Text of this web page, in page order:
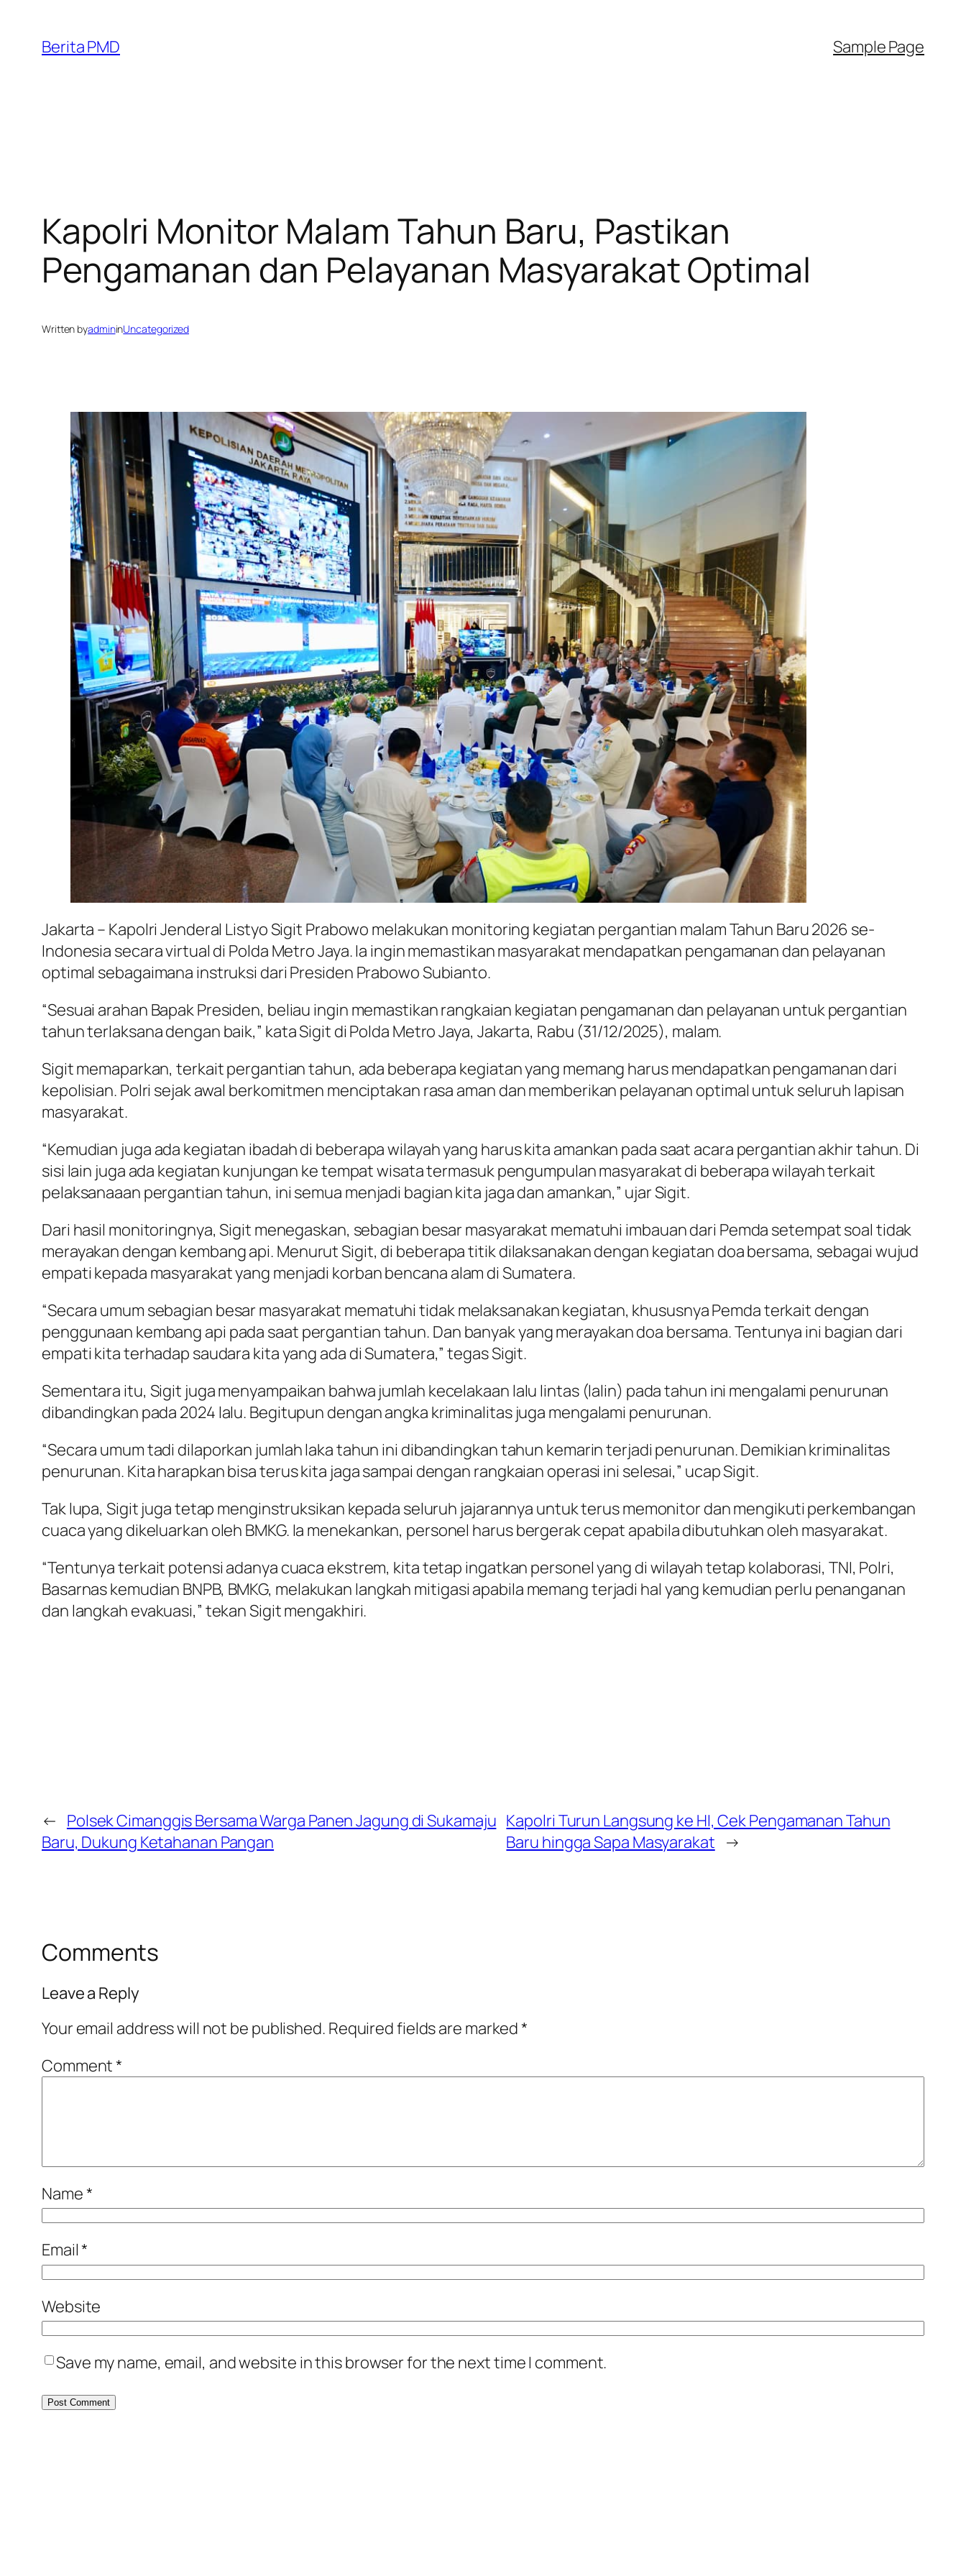
content
Berita PMD Sample Page
Kapolri Monitor Malam Tahun Baru, Pastikan
Pengamanan dan Pelayanan Masyarakat Optimal
Written byadmininUncategorized
Jakarta – Kapolri Jenderal Listyo Sigit Prabowo melakukan monitoring kegiatan pergantian malam Tahun Baru 2026 se-
Indonesia secara virtual di Polda Metro Jaya. Ia ingin memastikan masyarakat mendapatkan pengamanan dan pelayanan
optimal sebagaimana instruksi dari Presiden Prabowo Subianto.
“Sesuai arahan Bapak Presiden, beliau ingin memastikan rangkaian kegiatan pengamanan dan pelayanan untuk pergantian
tahun terlaksana dengan baik,” kata Sigit di Polda Metro Jaya, Jakarta, Rabu (31/12/2025), malam.
Sigit memaparkan, terkait pergantian tahun, ada beberapa kegiatan yang memang harus mendapatkan pengamanan dari
kepolisian. Polri sejak awal berkomitmen menciptakan rasa aman dan memberikan pelayanan optimal untuk seluruh lapisan
masyarakat.
“Kemudian juga ada kegiatan ibadah di beberapa wilayah yang harus kita amankan pada saat acara pergantian akhir tahun. Di
sisi lain juga ada kegiatan kunjungan ke tempat wisata termasuk pengumpulan masyarakat di beberapa wilayah terkait
pelaksanaaan pergantian tahun, ini semua menjadi bagian kita jaga dan amankan,” ujar Sigit.
Dari hasil monitoringnya, Sigit menegaskan, sebagian besar masyarakat mematuhi imbauan dari Pemda setempat soal tidak
merayakan dengan kembang api. Menurut Sigit, di beberapa titik dilaksanakan dengan kegiatan doa bersama, sebagai wujud
empati kepada masyarakat yang menjadi korban bencana alam di Sumatera.
“Secara umum sebagian besar masyarakat mematuhi tidak melaksanakan kegiatan, khususnya Pemda terkait dengan
penggunaan kembang api pada saat pergantian tahun. Dan banyak yang merayakan doa bersama. Tentunya ini bagian dari
empati kita terhadap saudara kita yang ada di Sumatera,” tegas Sigit.
Sementara itu, Sigit juga menyampaikan bahwa jumlah kecelakaan lalu lintas (lalin) pada tahun ini mengalami penurunan
dibandingkan pada 2024 lalu. Begitupun dengan angka kriminalitas juga mengalami penurunan.
“Secara umum tadi dilaporkan jumlah laka tahun ini dibandingkan tahun kemarin terjadi penurunan. Demikian kriminalitas
penurunan. Kita harapkan bisa terus kita jaga sampai dengan rangkaian operasi ini selesai,” ucap Sigit.
Tak lupa, Sigit juga tetap menginstruksikan kepada seluruh jajarannya untuk terus memonitor dan mengikuti perkembangan
cuaca yang dikeluarkan oleh BMKG. Ia menekankan, personel harus bergerak cepat apabila dibutuhkan oleh masyarakat.
“Tentunya terkait potensi adanya cuaca ekstrem, kita tetap ingatkan personel yang di wilayah tetap kolaborasi, TNI, Polri,
Basarnas kemudian BNPB, BMKG, melakukan langkah mitigasi apabila memang terjadi hal yang kemudian perlu penanganan
dan langkah evakuasi,” tekan Sigit mengakhiri.
← Polsek Cimanggis Bersama Warga Panen Jagung di Sukamaju
Baru, Dukung Ketahanan Pangan
Kapolri Turun Langsung ke HI, Cek Pengamanan Tahun
Baru hingga Sapa Masyarakat →
Comments
Leave a Reply
Your email address will not be published. Required fields are marked*
Comment*
Name*
Email*
Website
Save my name, email, and website in this browser for the next time I comment.